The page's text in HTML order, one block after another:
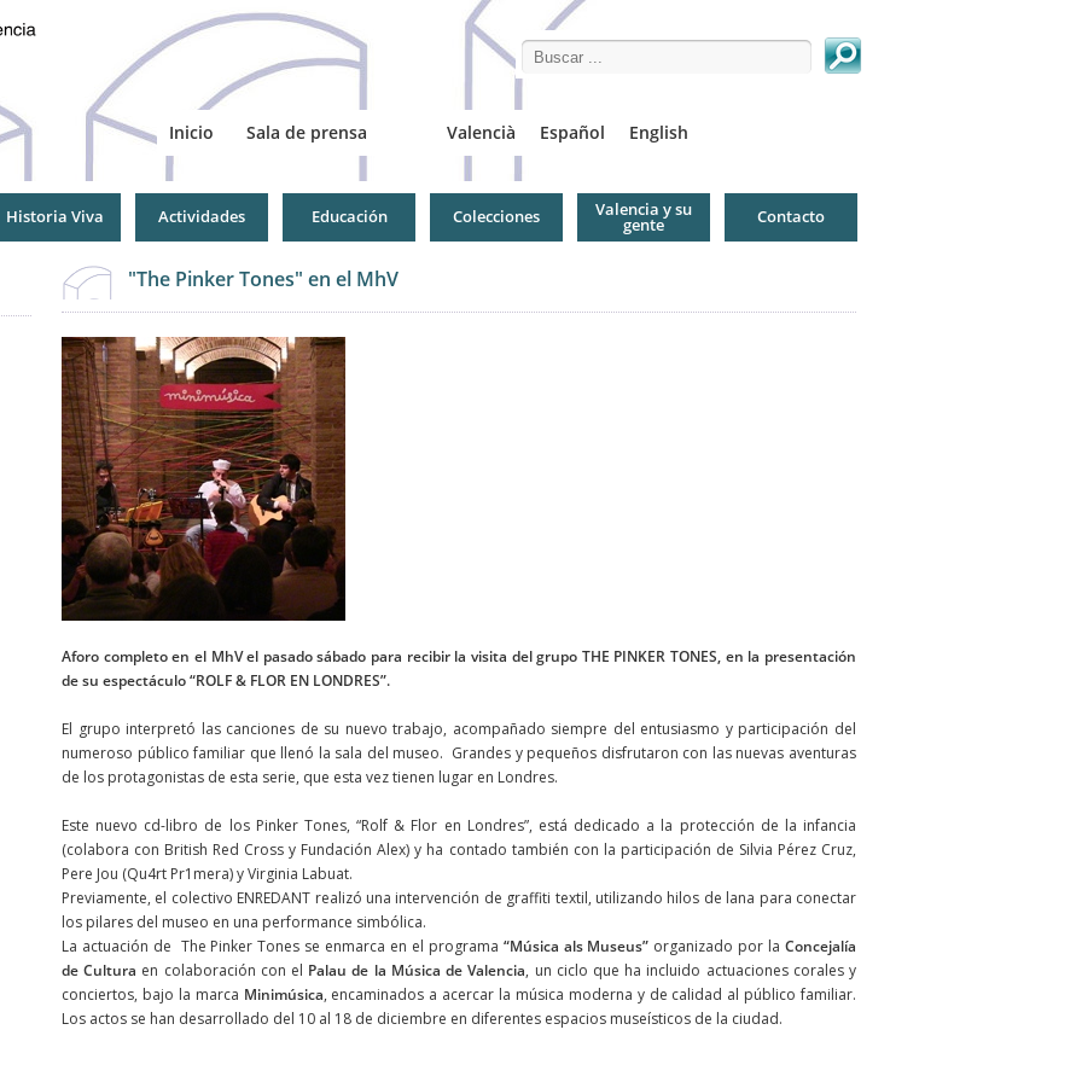
Search this site
Valencià Español English
Inicio Sala de prensa
Historia Viva Actividades Educación Colecciones Valencia y su
gente Contacto
"The Pinker Tones" en el MhV
Aforo completo en el MhV el pasado sábado para recibir la visita del grupo THE PINKER TONES, en la presentación
de su espectáculo “ROLF & FLOR EN LONDRES”.
El grupo interpretó las canciones de su nuevo trabajo, acompañado siempre del entusiasmo y participación del
numeroso público familiar que llenó la sala del museo. Grandes y pequeños disfrutaron con las nuevas aventuras
de los protagonistas de esta serie, que esta vez tienen lugar en Londres.
Este nuevo cd-libro de los Pinker Tones, “Rolf & Flor en Londres”, está dedicado a la protección de la infancia
(colabora con British Red Cross y Fundación Alex) y ha contado también con la participación de Silvia Pérez Cruz,
Pere Jou (Qu4rt Pr1mera) y Virginia Labuat.
Previamente, el colectivo ENREDANT realizó una intervención de graffiti textil, utilizando hilos de lana para conectar
los pilares del museo en una performance simbólica.
La actuación de The Pinker Tones se enmarca en el programa “Música als Museus” organizado por laConcejalía
de Cultura en colaboración con el Palau de la Música de Valencia, un ciclo que ha incluido actuaciones corales y
conciertos, bajo la marca Minimúsica, encaminados a acercar la música moderna y de calidad al público familiar.
Los actos se han desarrollado del 10 al 18 de diciembre en diferentes espacios museísticos de la ciudad.